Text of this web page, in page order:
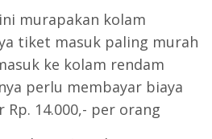
murapakan kolam
tiket masuk paling murah
ke kolam rendam
perlu membayar biaya
14.000,- per orang